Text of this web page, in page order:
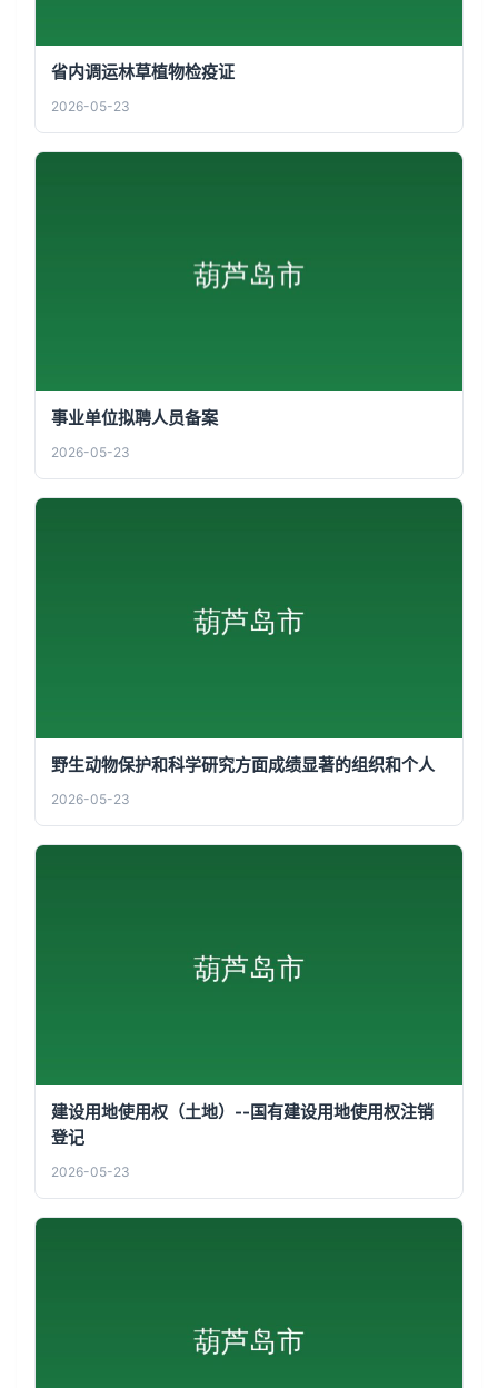
省内调运林草植物检疫证
2026-05-23
事业单位拟聘人员备案
2026-05-23
野生动物保护和科学研究方面成绩显著的组织和个人
2026-05-23
建设用地使用权（土地）--国有建设用地使用权注销
登记
2026-05-23